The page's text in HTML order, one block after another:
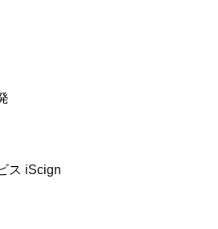
ス iScign